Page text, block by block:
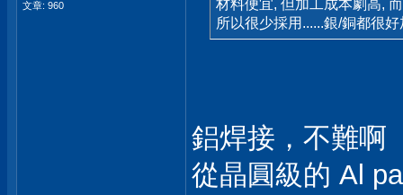
文章: 960
材料便宜, 但加工成本劇高,
所以很少採用......銀/銅都很好
鋁焊接，不難啊
從晶圓級的 Al